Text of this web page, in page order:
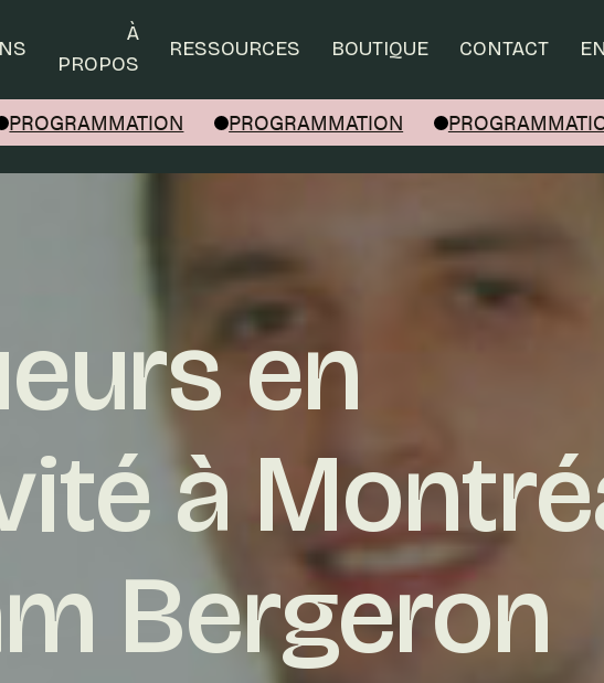
À
PROPOS
RESSOURCES BOUTIQUE CONTACT
PROGRAMMATION
en
à
Bergeron